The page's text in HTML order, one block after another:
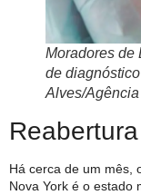
Moradores de
de
Alves/
Há cerca de um mês,
Nova York é o estado